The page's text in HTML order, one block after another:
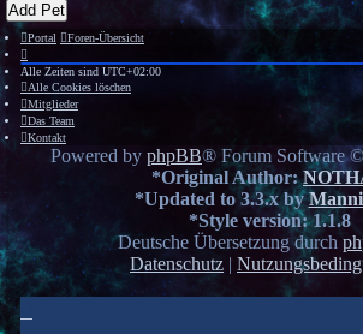
Add Pet
Portal Foren-Übersicht
Alle Zeiten sind UTC+02:00
Alle Cookies löschen
Mitglieder
Das Team
Kontakt
Powered by phpBB® Forum Software
*Original Author:
*Updated to 3.3.x by
*Style version: 1.1.8
Deutsche Übersetzung durch
Datenschutz |